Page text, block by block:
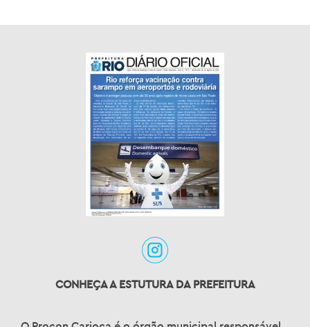
CONHEÇA A ESTUTURA DA PREFEITURA